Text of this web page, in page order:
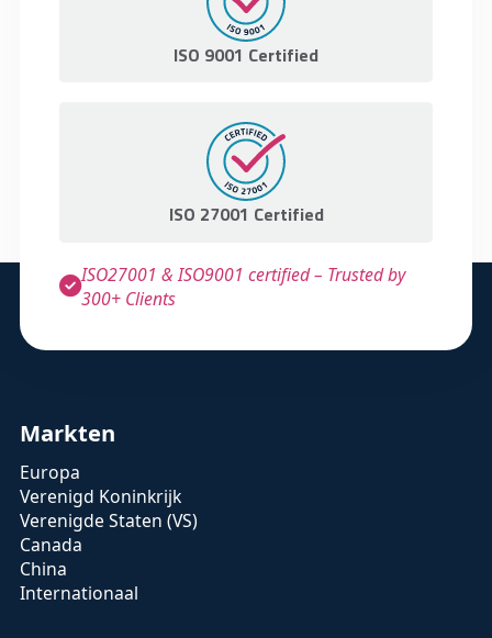
ISO 9001 Certified
ISO 27001 Certified
ISO27001 & ISO9001 certified – Trusted by
300+ Clients
Markten
Europa
Verenigd Koninkrijk
Verenigde Staten (VS)
Canada
China
Internationaal